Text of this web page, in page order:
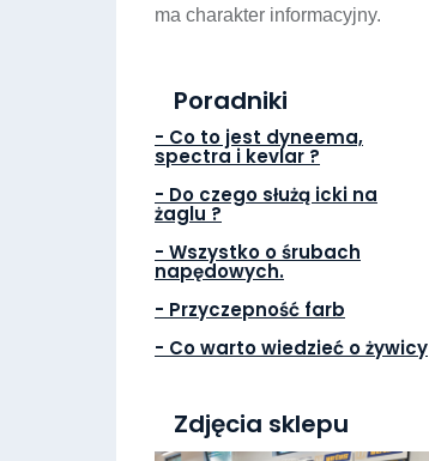
ma charakter informacyjny.
Poradniki
- Co to jest dyneema,
spectra i kevlar ?
- Do czego służą icki na
żaglu ?
- Wszystko o śrubach
napędowych.
- Przyczepność farb
- Co warto wiedzieć o żywicy
Zdjęcia sklepu